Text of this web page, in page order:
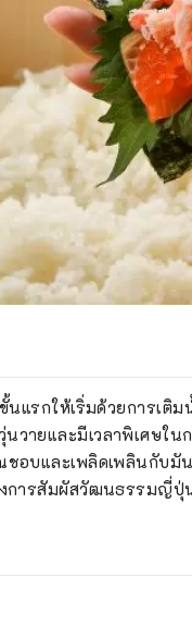
แรกให้เริ่มด้วยการเติ
ายและมีเวลาพิเศษใ
อบและเพลิดเพลินกับมั
งการสัมผัสวัฒนธรรมญี่ปุ่